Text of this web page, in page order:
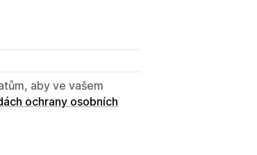
aby ve vašem
ochrany osobních